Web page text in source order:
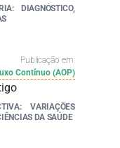
DIAGNÓSTICO,
Publicação em:
Contínuo (AOP)
VARIAÇÕES
DA SAÚDE